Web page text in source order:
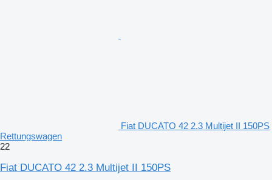
Fiat DUCATO 42 2.3 Multijet II 150PS
Rettungswagen
22
Fiat DUCATO 42 2.3 Multijet II 150PS